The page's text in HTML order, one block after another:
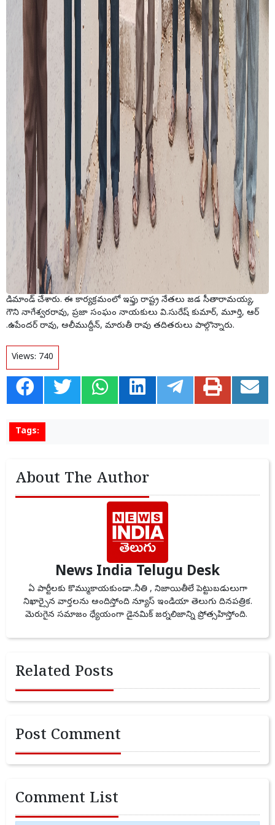
డిమాండ్ చేశారు. ఈ కార్యక్రమంలో ఇఫ్తు రాష్ట్ర నేతలు జడ సీతారామయ్య,
గౌని నాగేశ్వరరావు, ప్రజా సంఘం నాయకులు వి.సురేష్ కుమార్, మూర్తి, ఆర్
.ఉపేందర్ రావు, అలీముద్దీన్, మారుతీ రావు తదితరులు పాల్గొన్నారు.
Views: 740
Tags:
About The Author
News India Telugu Desk
ఏ పార్టీలకు కొమ్ముకాయకుండా..నీతి , నిజాయితీలే పెట్టుబడులుగా
నిఖార్సైన వార్తలను అందిస్తోంది న్యూస్ ఇండియా తెలుగు దినపత్రిక.
మెరుగైన సమాజం ధ్యేయంగా డైనమిక్ జర్నలిజాన్ని ప్రోత్సహిస్తోంది.
Related Posts
Post Comment
Comment List